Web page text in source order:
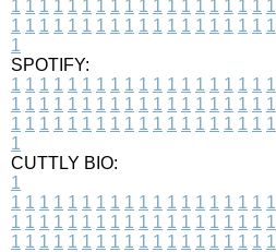
1 1 1 1 1 1 1 1 1 1 1 1 1 1 1 1 1 1 1
1 1 1 1 1 1 1 1 1 1 1 1 1 1 1 1 1 1 1
1
SPOTIFY:
1 1 1 1 1 1 1 1 1 1 1 1 1 1 1 1 1 1 1
1 1 1 1 1 1 1 1 1 1 1 1 1 1 1 1 1 1 1
1 1 1 1 1 1 1 1 1 1 1 1 1 1 1 1 1 1 1
1
CUTTLY BIO:
1
1 1 1 1 1 1 1 1 1 1 1 1 1 1 1 1 1 1 1
1 1 1 1 1 1 1 1 1 1 1 1 1 1 1 1 1 1 1
1 1 1 1 1 1 1 1 1 1 1 1 1 1 1 1 1 1 1